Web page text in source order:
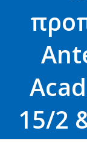
15/2